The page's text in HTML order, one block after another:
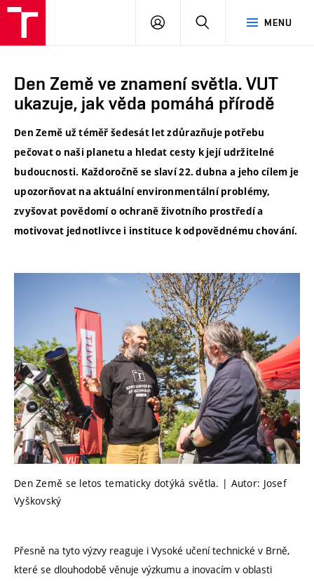
MENU
PŘIHLÁSIT
Den Země ve znamení světla. VUT
ukazuje, jak věda pomáhá přírodě
Den Země už téměř šedesát let zdůrazňuje potřebu
pečovat o naši planetu a hledat cesty k její udržitelné
budoucnosti. ​​Každoročně se slaví 22. dubna a jeho cílem je
upozorňovat na aktuální environmentální problémy,
zvyšovat povědomí o ochraně životního prostředí a
motivovat jednotlivce i instituce k odpovědnému chování.
Den Země se letos tematicky dotýká světla. | Autor: Josef
Vyškovský
Přesně na tyto výzvy reaguje i Vysoké učení technické v Brně,
které se dlouhodobě věnuje výzkumu a inovacím v oblasti